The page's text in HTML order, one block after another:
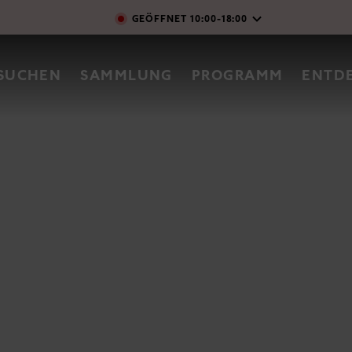
Direkt zum Inhalt
SAMMLUNG PROGRAMM
GEÖFFNET 10:00-18:00